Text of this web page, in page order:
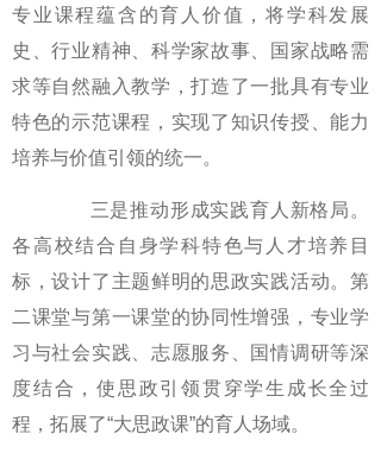
专业课程蕴含的育人价值，将学科发展
史、行业精神、科学家故事、国家战略需
求等自然融入教学，打造了一批具有专业
特色的示范课程，实现了知识传授、能力
培养与价值引领的统一。
三是推动形成实践育人新格局。
各高校结合自身学科特色与人才培养目
标，设计了主题鲜明的思政实践活动。第
二课堂与第一课堂的协同性增强，专业学
习与社会实践、志愿服务、国情调研等深
度结合，使思政引领贯穿学生成长全过
程，拓展了“大思政课”的育人场域。